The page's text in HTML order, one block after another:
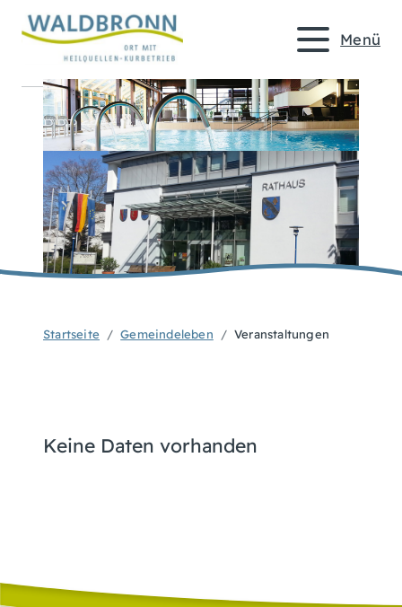
Menü
Startseite Gemeindeleben Veranstaltungen
Keine Daten vorhanden